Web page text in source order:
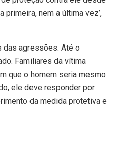
primeira, nem a última vez’,
agressões. Até o
Familiares da vítima
que o homem seria mesmo
ele deve responder por
da medida protetiva e